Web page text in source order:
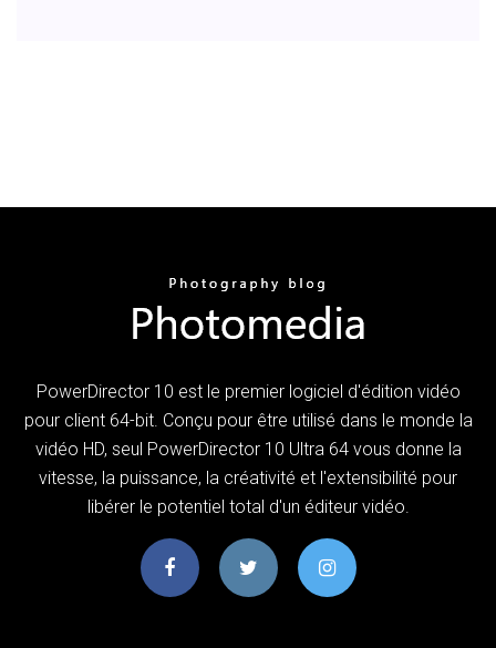
PowerDirector 10 est le premier logiciel d'édition vidéo
pour client 64-bit. Conçu pour être utilisé dans le monde la
vidéo HD, seul PowerDirector 10 Ultra 64 vous donne la
vitesse, la puissance, la créativité et l'extensibilité pour
libérer le potentiel total d'un éditeur vidéo.